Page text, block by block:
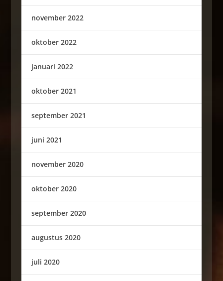
november 2022
oktober 2022
januari 2022
oktober 2021
september 2021
juni 2021
november 2020
oktober 2020
september 2020
augustus 2020
juli 2020